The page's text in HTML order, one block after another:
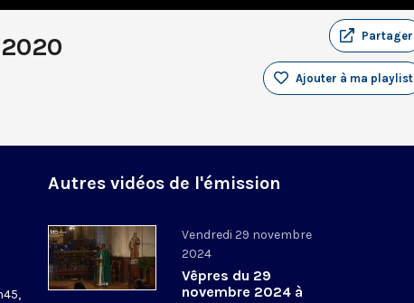
Partager
Ajouter à ma playlist
Autres vidéos de l'émission
Vendredi 29 novembre
2024
Vêpres du 29
novembre 2024 à